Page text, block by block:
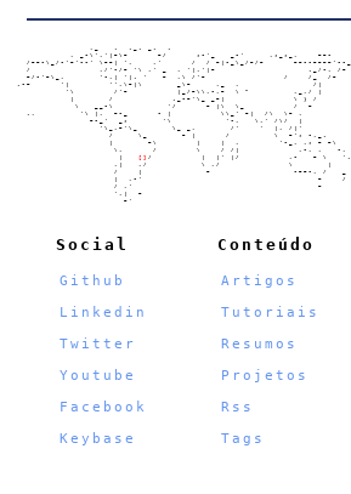
,_   .  ._. _.  .
, _-\','|~\~      ~/      ;-'_   _-'     ,;_;_,    ~~-
/~~-\_/-'~'--' \~~| ',    ,'      /  / ~|-_\_/~/~      ~~--~~~~'--_
/              ,/'-/~ '\ ,' _  , '|,'|~                   ._/-, /~
~/-'~\_,       '-,| '|. '   ~  ,\ /'~                /    /_  /~
.-~      '|        '',\~|\       _\~     ,_  ,               /|
'\        /'~          |_/~\\,-,~  \ "         ,_,/ |
|       /            ._-~'\_ _~|              \ ) /
\   __-\           '/      ~ |\  \_          /  ~
.,         '\ |,  ~-_      - |          \\_' ~|  /\  \~ ,
~-_'  _;       '\           '-,   \,' /\/  |
'\_,~'\_       \_ _,       /'    '  |, /|'
/     \_       ~ |      /         \  ~'; -,_.
|       ~\        |    |  ,        '-_, ,; ~ ~\
\,      /        \    / /|            ,-, ,   -,
[]/          |  |' |/          ,-   ~ \   '.
,|   ,/           \ ,/              \       |
/    |             ~                 -~~-, /   _
|  ,-'                                    ~    /
/ ,'                                      ~
',|  ~
~'
Social
Github
Linkedin
Twitter
Youtube
Facebook
Keybase
Conteúdo
Artigos
Tutoriais
Resumos
Projetos
Rss
Tags